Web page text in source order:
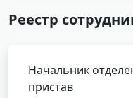
Реестр
Начальник
пристав